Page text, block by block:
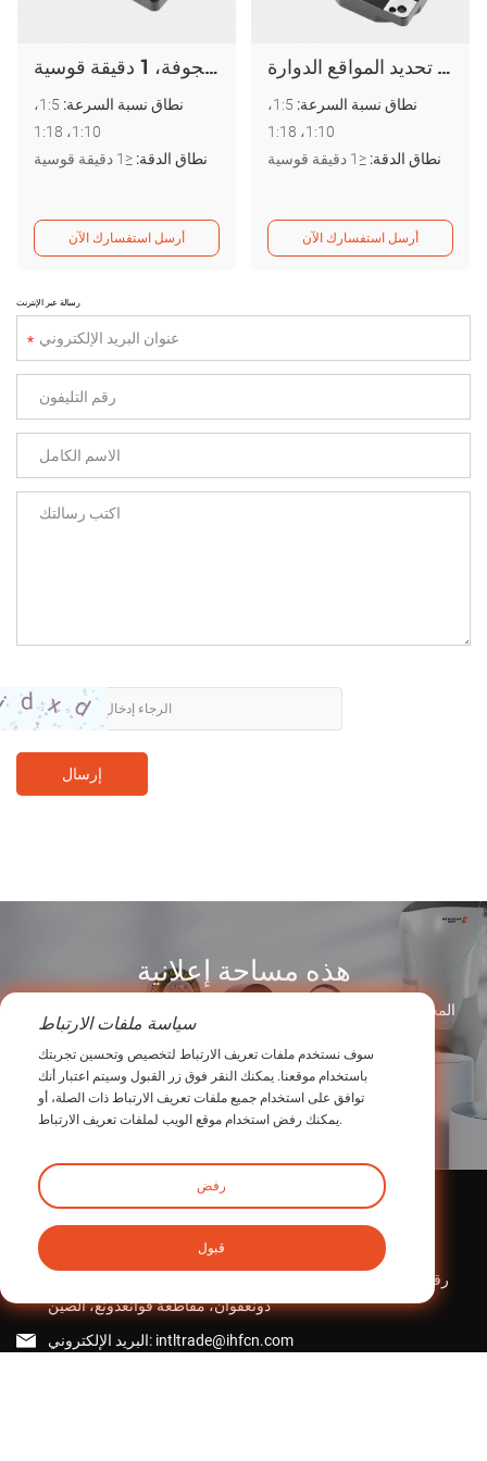
مشغل دوار مجوف 85 مم، منصة دوارة مجوفة، 1 دقيقة قوسية، PTN085
نطاق نسبة السرعة:
1:5،
1:10، 1:18
نطاق الدقة: ≤1 دقيقة قوسية
أرسل استفسارك الآن
مشغل دوار مجوف عالي الدقة، منصة دوارة مجوفة، أجهزة تحديد المواقع الدوارة PTN060
نطاق نسبة السرعة:
1:5،
1:10، 1:18
نطاق الدقة: ≤1 دقيقة قوسية
أرسل استفسارك الآن
رسالة عبر الإنترنت
*
إرسال
هذه مساحة إعلانية
يستكشف
اتصل بنا
دونغقوان، مقاطعة قوانغدونغ، الصين
البريد الإلكتروني: intltrade@ihfcn.com
سياسة ملفات الارتباط
سوف نستخدم ملفات تعريف الارتباط لتخصيص وتحسين تجربتك
باستخدام موقعنا. يمكنك النقر فوق زر القبول وسيتم اعتبار أنك
توافق على استخدام جميع ملفات تعريف الارتباط ذات الصلة، أو
يمكنك رفض استخدام موقع الويب لملفات تعريف الارتباط.
رفض
قبول